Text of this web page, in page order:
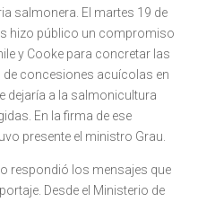
salmonera. El martes 19 de
hizo público un compromiso
y Cooke para concretar las
concesiones acuícolas en
dejaría a la salmonicultura
En la firma de ese
presente el ministro Grau.
respondió los mensajes que
Desde el Ministerio de